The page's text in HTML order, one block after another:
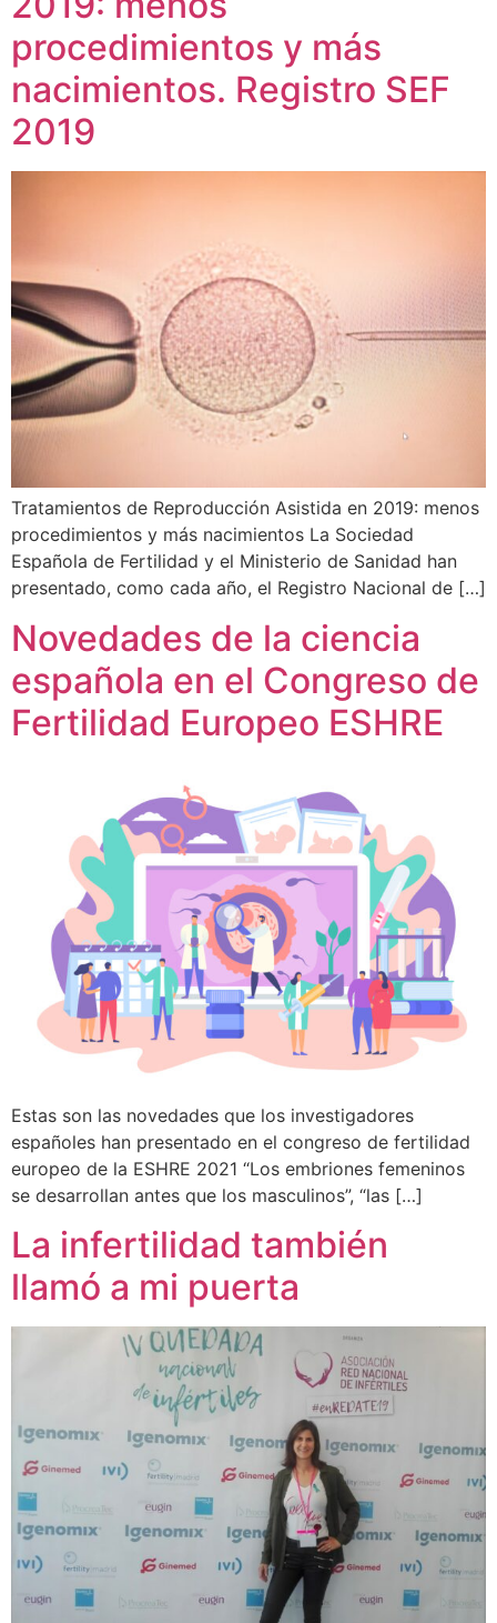
procedimientos y más
nacimientos. Registro SEF
2019
Tratamientos de Reproducción Asistida en 2019: menos
procedimientos y más nacimientos La Sociedad
Española de Fertilidad y el Ministerio de Sanidad han
presentado, como cada año, el Registro Nacional de […]
Novedades de la ciencia
española en el Congreso de
Fertilidad Europeo ESHRE
Estas son las novedades que los investigadores
españoles han presentado en el congreso de fertilidad
europeo de la ESHRE 2021 “Los embriones femeninos
se desarrollan antes que los masculinos”, “las […]
La infertilidad también
llamó a mi puerta